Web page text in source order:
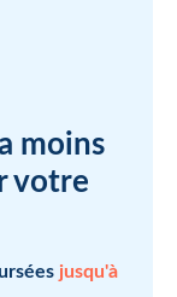
moins
votre
jusqu'à